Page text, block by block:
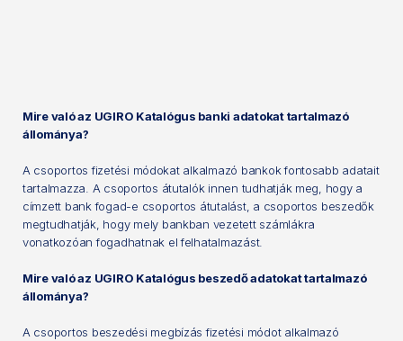
Mire való az UGIRO Katalógus banki adatokat tartalmazó
állománya?
A csoportos fizetési módokat alkalmazó bankok fontosabb adatait
tartalmazza. A csoportos átutalók innen tudhatják meg, hogy a
címzett bank fogad-e csoportos átutalást, a csoportos beszedők
megtudhatják, hogy mely bankban vezetett számlákra
vonatkozóan fogadhatnak el felhatalmazást.
Mire való az UGIRO Katalógus beszedő adatokat tartalmazó
állománya?
A csoportos beszedési megbízás fizetési módot alkalmazó